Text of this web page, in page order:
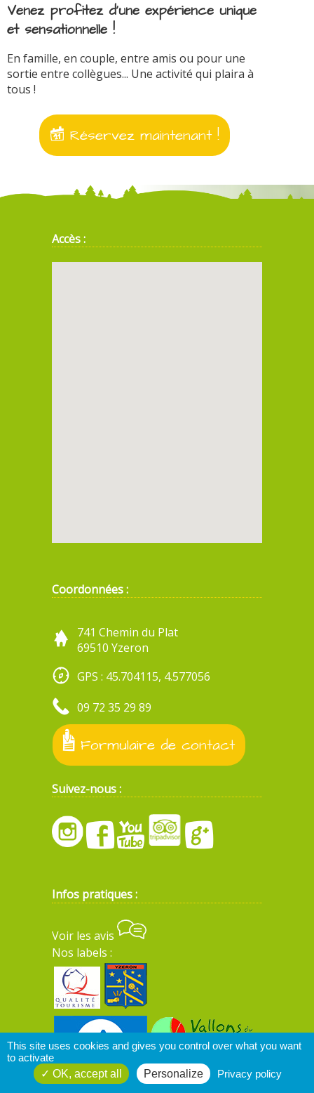
Venez profitez d'une expérience unique
et sensationnelle !
En famille, en couple, entre amis ou pour une
sortie entre collègues... Une activité qui plaira à
tous !
Réservez maintenant !
Accès :
Coordonnées :
741 Chemin du Plat
69510 Yzeron
GPS : 45.704115, 4.577056
09 72 35 29 89
Formulaire de contact
Suivez-nous :
Infos pratiques :
Voir les avis
Nos labels :
This site uses cookies and gives you control over what you want
to activate
OK, accept all
Personalize Privacy policy